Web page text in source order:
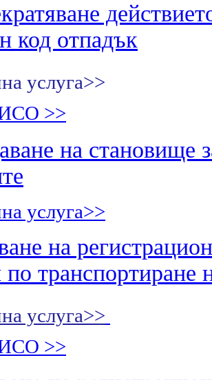
код отпадък
услуга>>
>>
на становище
услуга>>
на
по транспортиране
услуга>>
>>